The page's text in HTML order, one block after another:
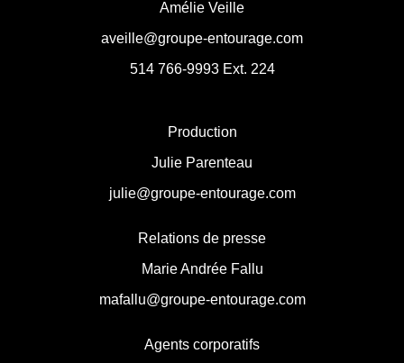
Amélie Veille
aveille@groupe-entourage.com
514 766-9993Ext. 224
Production
Julie Parenteau
julie@groupe-entourage.com
Relations de presse
Marie Andrée Fallu
mafallu@groupe-entourage.com
Agents corporatifs